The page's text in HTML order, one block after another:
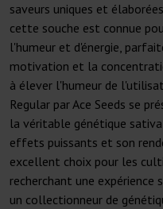
saveurs uniques et
cette souche est connue
l'humeur et d'énergie,
motivation et la
à élever l'humeur de
Regular par Ace Seeds se
la véritable génétique
effets puissants et son
excellent choix pour les
recherchant une expérience
un collectionneur de